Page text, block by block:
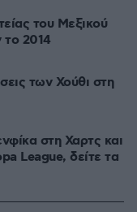
του Μεξικού
το 2014
των Χούθι στη
στη Χαρτς και
League, δείτε τα